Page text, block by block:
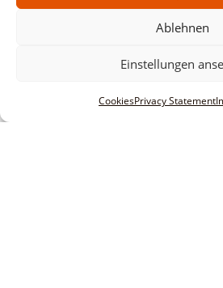
Ablehnen
Einstellungen
CookiesPrivacy Statement